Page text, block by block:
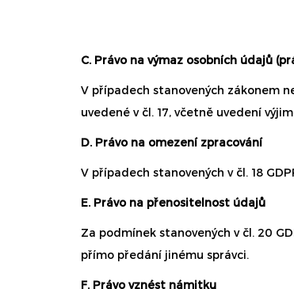
C. Právo na výmaz osobních údajů
V případech stanovených zákonem
uvedené v čl. 17, včetně uvedení
D. Právo na omezení zpracování
V případech stanovených v čl. 18
E. Právo na přenositelnost údajů
Za podmínek stanovených v čl. 20
přímo předání jinému správci.
F. Právo vznést námitku